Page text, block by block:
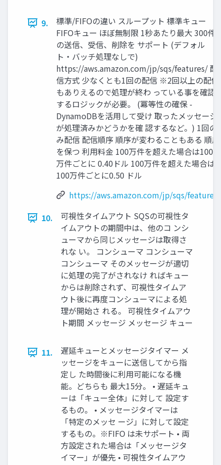
9.
標準/FIFOの違い スループット 標準キュー
FIFOキュー ほぼ無制限 1秒あたり最大 300件
の送信、受信、削除を サポート (デフォル
ト・バッチ処理なしで)
https://aws.amazon.com/jp/sqs/features/ 配
信方式 少なくとも1回の配信 ※2回以上の配信
もありえるので処理が終わ っている事を確認
するロジックが必要。 (冪等性の確保 -
DynamoDBを活用して受け 取ったメッセージ
が処理済みかどうかを確 認するなど。) 1回の
み配信 配信順序 順序が変わることもある 順序
を保つ 利用料金 100万件を超えた場合は100
万件ごとに 0.40ドル 100万件を超えた場合は
100万件ごとに0.50 ドル
https://aws.amazon.com/jp/sqs/features/
10.
可視性タイムアウト SQSの可視性タ
イムアウトの期間中は、他のコ ンシ
ューマから同じメッセージは取得さ
れな い。 コンシューマ コンシューマ
コンシューマ そのメッセージが適切
に処理の完了がされなけ ればキュー
からは削除されず、可視性タイムア
ウト後に再度コンシューマによる処
理が開始さ れる。 可視性タイムアウ
ト期間 メッセージ メッセージ キュー
11.
遅延キューとメッセージタイマー メ
ッセージをキューに送信してから指
定し た時間後に利用可能になる機
能。どちらも 最大15分。 • 遅延キュ
ーは「キュー全体」に対して 設定す
るもの。 • メッセージタイマーは
「特定のメッセ ージ」に対して設定
するもの。※FIFO は未サポート • 両
方設定された場合は「メッセージタ
イマー」が優先 • 可視性タイムアウ